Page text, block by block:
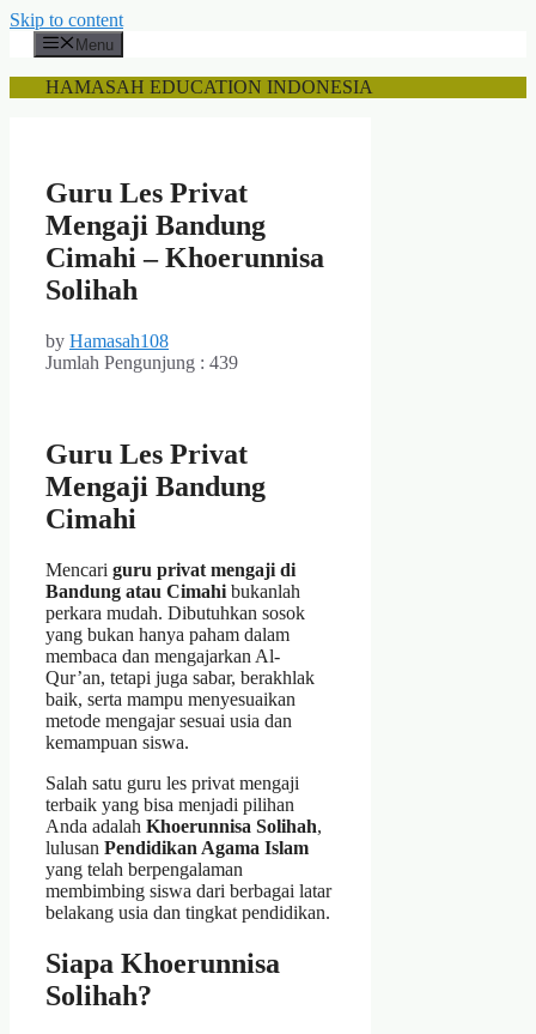
Skip to content
Menu
HAMASAH EDUCATION INDONESIA
Guru Les Privat
Mengaji Bandung
Cimahi – Khoerunnisa
Solihah
by Hamasah108
Jumlah Pengunjung : 439
Guru Les Privat
Mengaji Bandung
Cimahi
Mencari guru privat mengaji di
Bandung atau Cimahi bukanlah
perkara mudah. Dibutuhkan sosok
yang bukan hanya paham dalam
membaca dan mengajarkan Al-
Qur’an, tetapi juga sabar, berakhlak
baik, serta mampu menyesuaikan
metode mengajar sesuai usia dan
kemampuan siswa.
Salah satu guru les privat mengaji
terbaik yang bisa menjadi pilihan
Anda adalah Khoerunnisa Solihah,
lulusan Pendidikan Agama Islam
yang telah berpengalaman
membimbing siswa dari berbagai latar
belakang usia dan tingkat pendidikan.
Siapa Khoerunnisa
Solihah?